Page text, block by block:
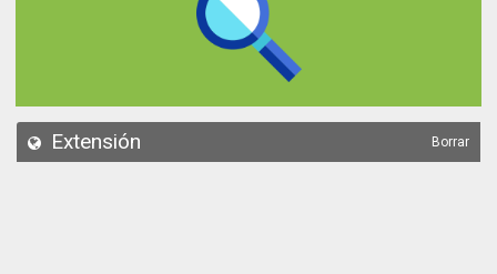
API
Extensión Borrar